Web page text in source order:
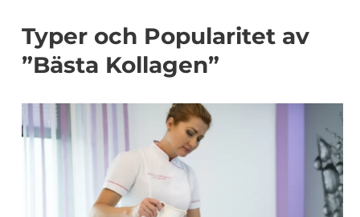
Typer och Popularitet av
”Bästa Kollagen”